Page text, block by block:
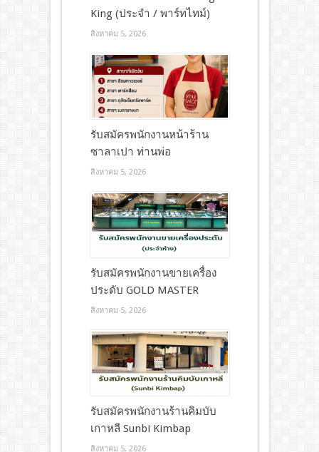
King (ประจำ / พาร์ทไทม์)
สิงหาคม 5, 2026
รับสมัครพนักงานหน้าร้าน
ซาลาเปา ท่านพ่อ
สิงหาคม 5, 2026
รับสมัครพนักงานขายเครื่อง
ประดับ GOLD MASTER
สิงหาคม 5, 2026
รับสมัครพนักงานร้านคิมบับ
เกาหลี Sunbi Kimbap
สิงหาคม 5, 2026